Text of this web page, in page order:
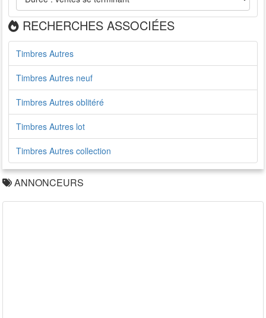
RECHERCHES ASSOCIÉES
Timbres Autres
Timbres Autres neuf
Timbres Autres oblitéré
Timbres Autres lot
Timbres Autres collection
ANNONCEURS